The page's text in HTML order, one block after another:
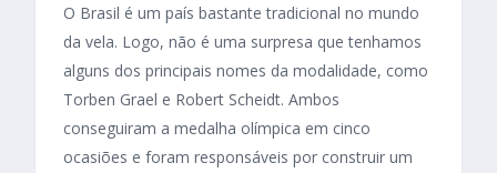
O Brasil é um país bastante tradicional no mundo
da vela. Logo, não é uma surpresa que tenhamos
alguns dos principais nomes da modalidade, como
Torben Grael e Robert Scheidt. Ambos
conseguiram a medalha olímpica em cinco
ocasiões e foram responsáveis por construir um